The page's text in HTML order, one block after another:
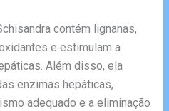
contém lignanas,
e estimulam a
Além disso, ela
enzimas hepáticas,
adequado e a eliminação